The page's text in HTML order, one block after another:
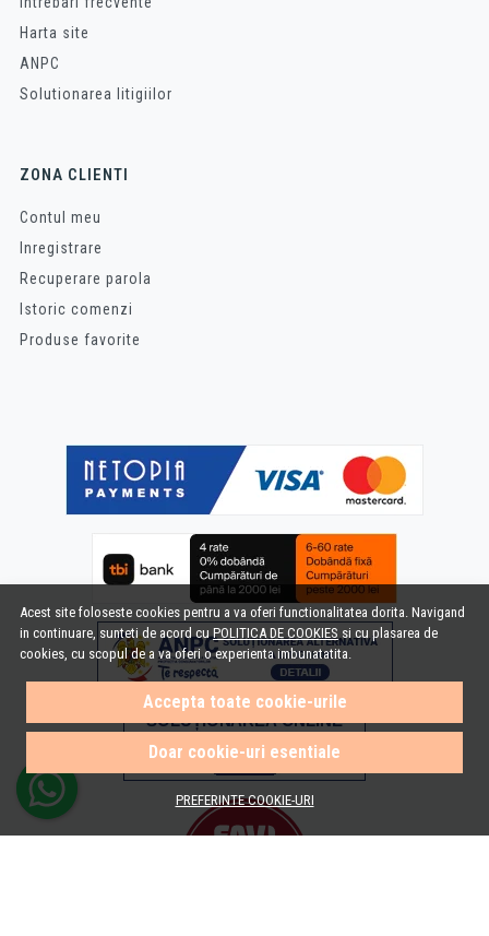
Acest site foloseste cookies pentru a va oferi functionalitatea dorita. Navigand
in continuare, sunteti de acord cuPOLITICA DE COOKIES si cu plasarea de
cookies, cu scopul de a va oferi o experienta imbunatatita.
Accepta toate cookie-urile
Doar cookie-uri esentiale
PREFERINTE COOKIE-URI
Harta site
ANPC
Solutionarea litigiilor
ZONA CLIENTI
Contul meu
Inregistrare
Recuperare parola
Istoric comenzi
Produse favorite